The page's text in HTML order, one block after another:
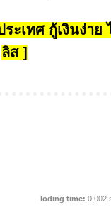
เทศ กู้เงินง่าย
ลิส ]
loding time: 0.002